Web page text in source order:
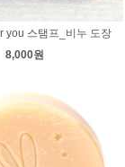
you 스탬프_비누 도장
8,000원